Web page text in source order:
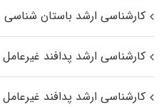
کارشناسی ارشد باستان شناسی
کارشناسی ارشد پدافند غیرعامل
کارشناسی ارشد پدافند غیرعامل ۲